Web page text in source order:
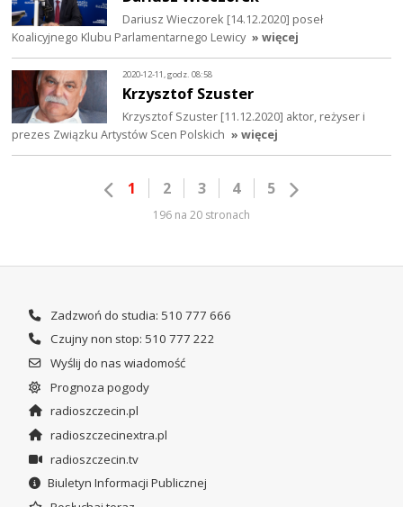
Dariusz Wieczorek [14.12.2020] poseł
Koalicyjnego Klubu Parlamentarnego Lewicy » więcej
2020-12-11, godz. 08:58
Krzysztof Szuster
Krzysztof Szuster [11.12.2020] aktor, reżyser i
prezes Związku Artystów Scen Polskich » więcej
1 2 3 4 5
196 na 20 stronach
Zadzwoń do studia: 510 777 666
Czujny non stop: 510 777 222
Wyślij do nas wiadomość
Prognoza pogody
radioszczecin.pl
radioszczecinextra.pl
radioszczecin.tv
Biuletyn Informacji Publicznej